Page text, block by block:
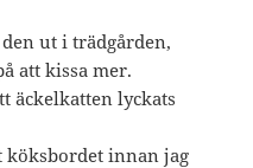
ut i trädgården,
att kissa mer.
äckelkatten lyckats
köksbordet innan jag